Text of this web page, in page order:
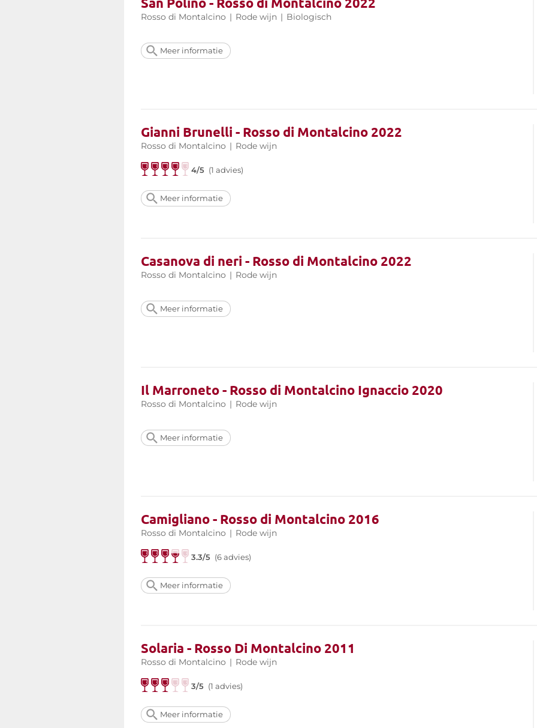
Rosso di Montalcino | Rode wijn | Biologisch
Meer informatie
Gianni Brunelli - Rosso di Montalcino 2022
Rosso di Montalcino | Rode wijn
4/5 (1 advies)
Meer informatie
Casanova di neri - Rosso di Montalcino 2022
Rosso di Montalcino | Rode wijn
Meer informatie
Il Marroneto - Rosso di Montalcino Ignaccio 2020
Rosso di Montalcino | Rode wijn
Meer informatie
Camigliano - Rosso di Montalcino 2016
Rosso di Montalcino | Rode wijn
3.3/5 (6 advies)
Meer informatie
Solaria - Rosso Di Montalcino 2011
Rosso di Montalcino | Rode wijn
3/5 (1 advies)
Meer informatie